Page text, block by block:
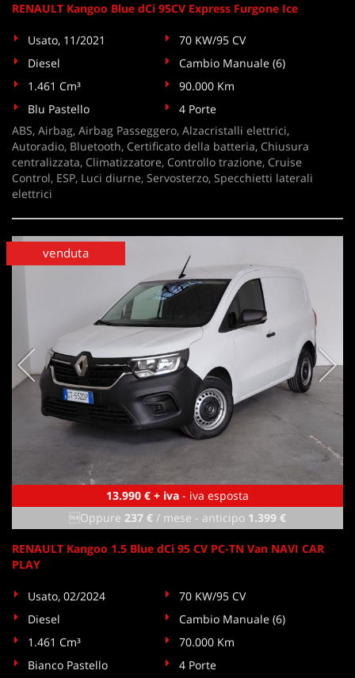
RENAULT Kangoo Blue dCi 95CV Express Furgone Ice
Usato, 11/2021
70 KW/95 CV
Diesel
Cambio Manuale (6)
1.461 Cm³
90.000 Km
Blu Pastello
4 Porte
ABS, Airbag, Airbag Passeggero, Alzacristalli elettrici,
Autoradio, Bluetooth, Certificato della batteria, Chiusura
centralizzata, Climatizzatore, Controllo trazione, Cruise
Control, ESP, Luci diurne, Servosterzo, Specchietti laterali
elettrici
13.990 € + iva - iva esposta
Oppure 237 € / mese - anticipo 1.399 €
venduta
RENAULT Kangoo 1.5 Blue dCi 95 CV PC-TN Van NAVI CAR
PLAY
Usato, 02/2024
70 KW/95 CV
Diesel
Cambio Manuale (6)
1.461 Cm³
70.000 Km
Bianco Pastello
4 Porte